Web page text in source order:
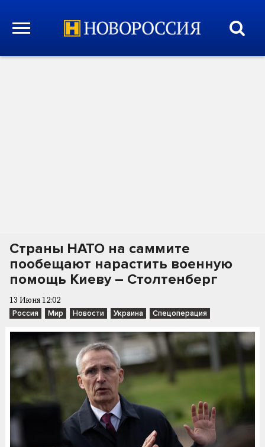
Страны НАТО на саммите
пообещают нарастить военную
помощь Киеву – Столтенберг
13 Июня 12:02
Россия Мир Новости Украина Спецоперация